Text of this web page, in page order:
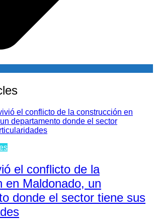
el conflicto de la
en Maldonado, un
donde el sector tiene sus